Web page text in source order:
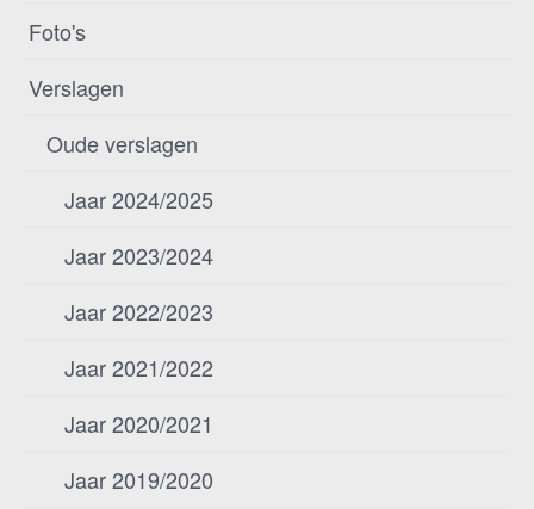
Foto's
Verslagen
Oude verslagen
Jaar 2024/2025
Jaar 2023/2024
Jaar 2022/2023
Jaar 2021/2022
Jaar 2020/2021
Jaar 2019/2020